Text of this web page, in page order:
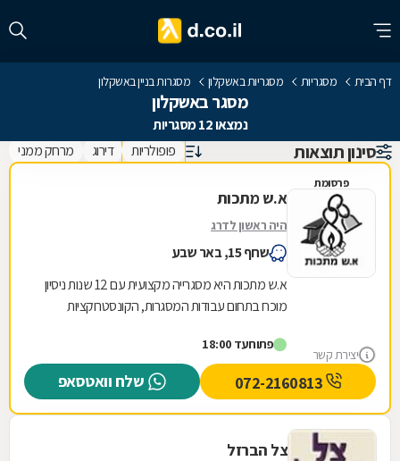
דף הבית מסגריות מסגריות באשקלון מסגרות בניין באשקלון
מסגר באשקלון
נמצאו 12 מסגריות
סינון תוצאות פופולריות דירוג מרחק ממני
פרסומת
יצירת קשר
א.ש מתכות
היה ראשון לדרג
שחף 15, באר שבע
א.ש מתכות היא מסגרייה מקצועית עם 12 שנות ניסיון
מוכח בתחום עבודות המסגרות, הקונסטרוקציות
והאלומיניום...
פתוחעד 18:00
שלח וואטסאפ
צל הברזל